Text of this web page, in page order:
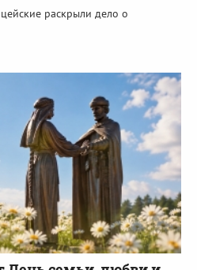
раскрыли дело о